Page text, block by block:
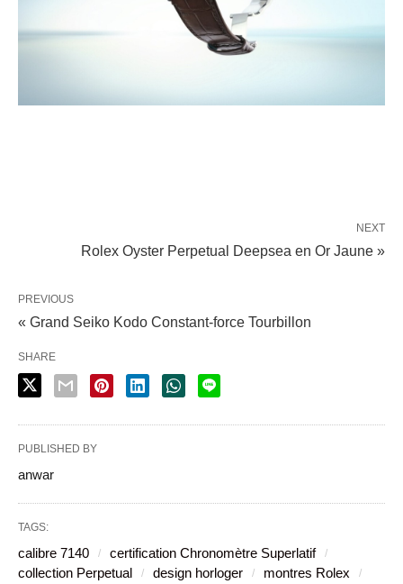
NEXT
Rolex Oyster Perpetual Deepsea en Or Jaune »
PREVIOUS
« Grand Seiko Kodo Constant-force Tourbillon
SHARE
PUBLISHED BY
anwar
TAGS:
calibre 7140
certification Chronomètre Superlatif
collection Perpetual
design horloger
montres Rolex